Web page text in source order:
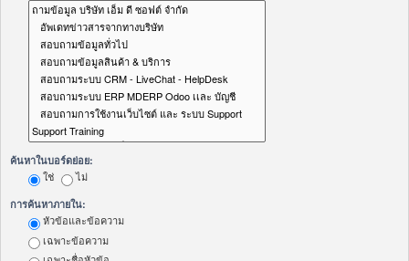
ค้นหาในบอร์ดย่อย:
ใช่ ไม่
การค้นหาภายใน:
หัวข้อและข้อความ
เฉพาะข้อความ